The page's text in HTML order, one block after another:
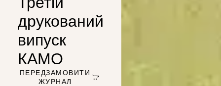
друкований
випуск
КАМО
ПЕРЕДЗАМОВИТИ
ЖУРНАЛ